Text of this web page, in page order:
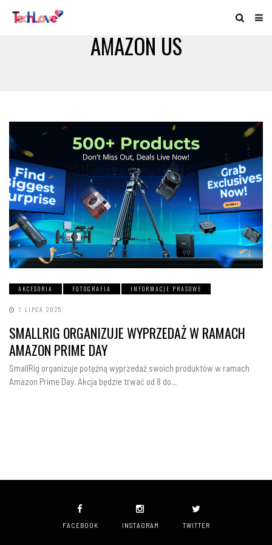
AMAZON US
AKCESORIA FOTOGRAFIA INFORMACJE PRASOWE
7 LIPCA 2025
SMALLRIG ORGANIZUJE WYPRZEDAŻ W RAMACH
AMAZON PRIME DAY
SmallRig organizuje potężną wyprzedaż swoich produktów w ramach
Amazon Prime Day. Akcja będzie trwać od 8 do…
FACEBOOK INSTAGRAM TWITTER